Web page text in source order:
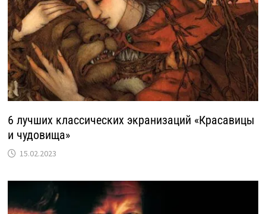
6 лучших классических экранизаций «Красавицы
и чудовища»
15.02.2023